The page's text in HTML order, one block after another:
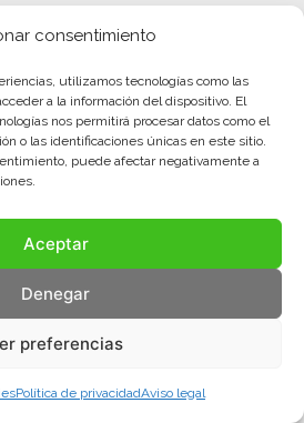
consentimiento
utilizamos tecnologías como las
a la información del dispositivo. El
nos permitirá procesar datos como el
o las identificaciones únicas en este sitio.
puede afectar negativamente a
Aceptar
Denegar
preferencias
Política de privacidadAviso legal
de privacidad Política de cookies
los derechos reservados